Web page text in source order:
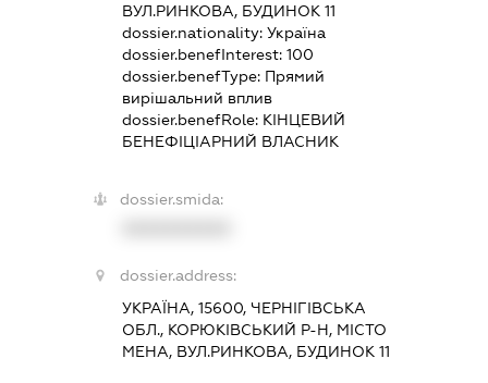
ВУЛ.РИНКОВА, БУДИНОК 11
dossier.nationality: Україна
dossier.benefInterest: 100
dossier.benefType: Прямий
вирішальний вплив
dossier.benefRole: КІНЦЕВИЙ
БЕНЕФІЦІАРНИЙ ВЛАСНИК
dossier.smida:
dossier.address:
УКРАЇНА, 15600, ЧЕРНІГІВСЬКА
ОБЛ., КОРЮКІВСЬКИЙ Р-Н, МІСТО
МЕНА, ВУЛ.РИНКОВА, БУДИНОК 11